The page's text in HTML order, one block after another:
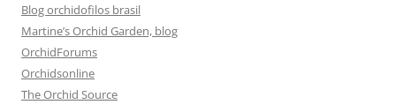
Blog orchidofilos brasil
Martine’s Orchid Garden, blog
OrchidForums
Orchidsonline
The Orchid Source